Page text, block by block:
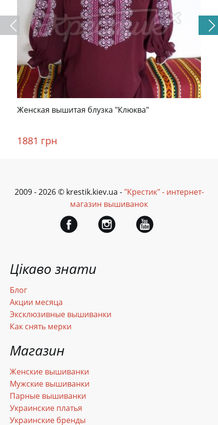
Женская вышитая блузка "Клюква"
1881 грн
Цікаво знати
Блог
Акции месяца
Эксклюзивные вышиванки
Как снять мерки
Магазин
Женские вышиванки
Мужские вышиванки
Парные вышиванки
Украинские платья
Украинские бренды
2009 - 2026 © krestik.kiev.ua - "Крестик" - интернет-
магазин вышиванок